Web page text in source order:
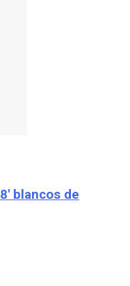
blancos de